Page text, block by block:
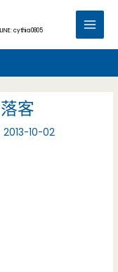
cythia0805
Main
客
2013-10-02